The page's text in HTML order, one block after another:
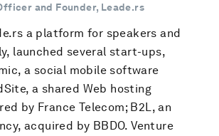
and Founder, Leade.rs
a platform for speakers and
launched several start-ups,
a social mobile software
a shared Web hosting
by France Telecom; B2L, an
acquired by BBDO. Venture